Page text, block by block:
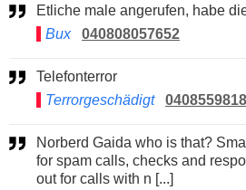
Etliche male angerufen, habe
Bux
040808057652
Telefonterror
Terrorgeschädigt
Norberd Gaida who is that? Smart Call an New technic
for spam calls, checks and
out for calls with n [...]